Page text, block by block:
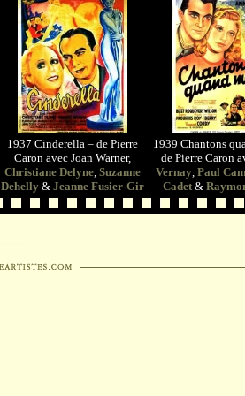
1937 Cinderella – de Pierre
Caron avec Joan Warner,
Christiane Delyne, Suzanne
Dehelly & Jeanne Fusier-Gir
1939 Chantons
de Pierre Caron
Vernay, Paul
Cadet &